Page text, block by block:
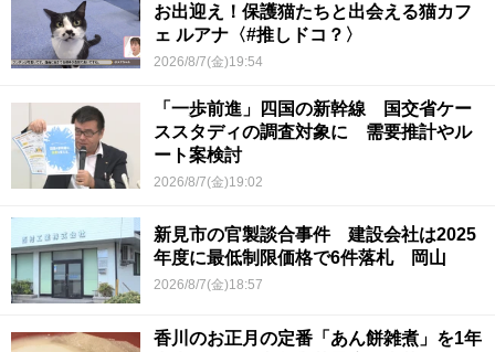
お出迎え！保護猫たちと出会える猫カフ
ェ ルアナ〈#推しドコ？〉
2026/8/7(金)19:54
「一歩前進」四国の新幹線 国交省ケー
ススタディの調査対象に 需要推計やル
ート案検討
2026/8/7(金)19:02
新見市の官製談合事件 建設会社は2025
年度に最低制限価格で6件落札 岡山
2026/8/7(金)18:57
香川のお正月の定番「あん餅雑煮」を1年